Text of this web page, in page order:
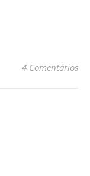
4 Comentários